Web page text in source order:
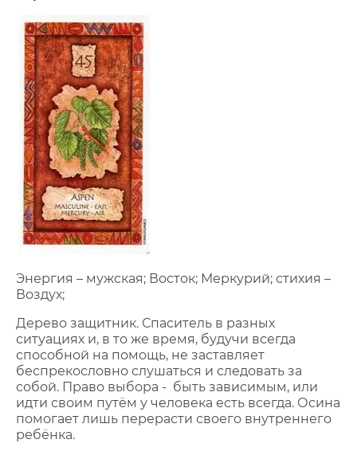
Энергия – мужская; Восток; Меркурий; стихия –
Воздух;
Дерево защитник. Спаситель в разных
ситуациях и, в то же время, будучи всегда
способной на помощь, не заставляет
беспрекословно слушаться и следовать за
собой. Право выбора - быть зависимым, или
идти своим путём у человека есть всегда. Осина
помогает лишь перерасти своего внутреннего
ребёнка.